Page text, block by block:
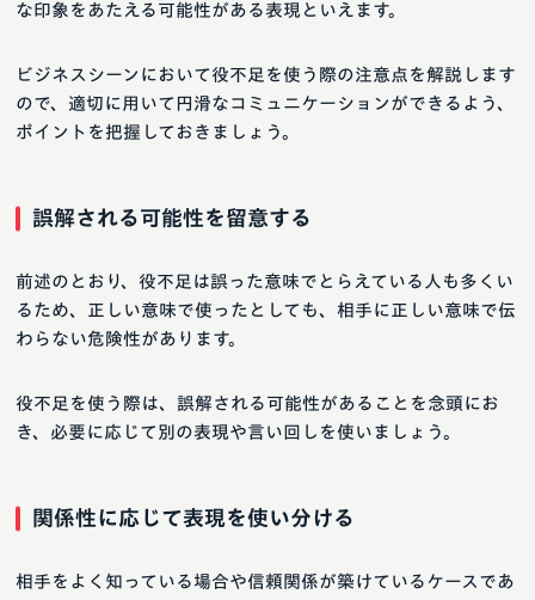
な印象をあたえる可能性がある表現といえます。
ビジネスシーンにおいて役不足を使う際の注意点を解説します
ので、適切に用いて円滑なコミュニケーションができるよう、
ポイントを把握しておきましょう。
誤解される可能性を留意する
前述のとおり、役不足は誤った意味でとらえている人も多くい
るため、正しい意味で使ったとしても、相手に正しい意味で伝
わらない危険性があります。
役不足を使う際は、誤解される可能性があることを念頭にお
き、必要に応じて別の表現や言い回しを使いましょう。
関係性に応じて表現を使い分ける
相手をよく知っている場合や信頼関係が築けているケースであ